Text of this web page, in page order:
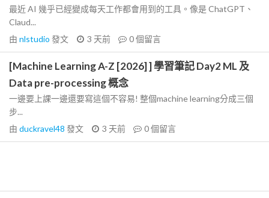
最近 AI 幾乎已經變成每天工作都會用到的工具。像是 ChatGPT、
Claud...
由 nlstudio 發文 3 天前 0個留言
[Machine Learning A-Z [2026] ] 學習筆記 Day2 ML 及
Data pre-processing 概念
一邊要上課一邊還要寫這個不容易! 整個machine learning分成三個
步...
由 duckravel48 發文 3 天前 0個留言